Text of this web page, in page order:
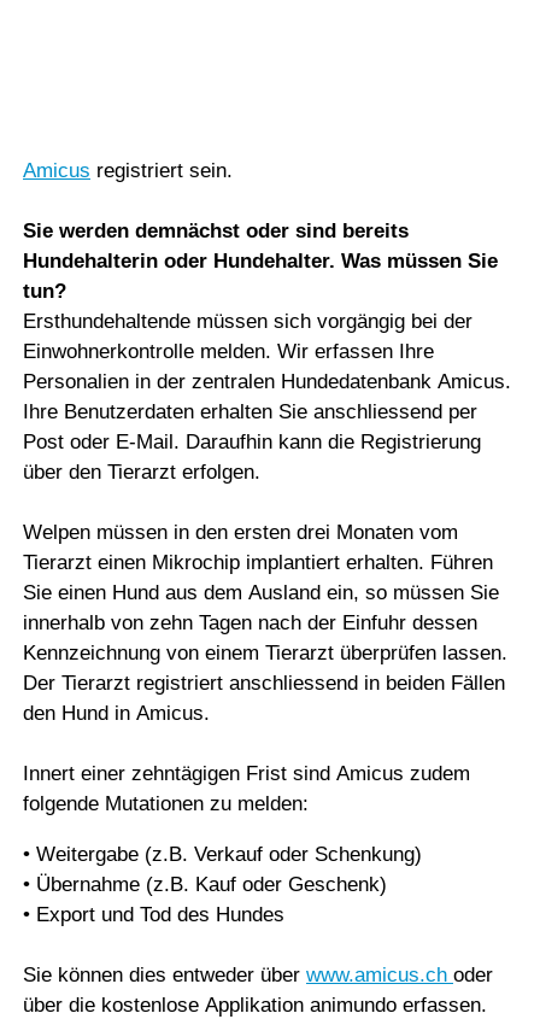
Amicus registriert sein.
Sie werden demnächst oder sind bereits
Hundehalterin oder Hundehalter. Was müssen Sie
tun?
Ersthundehaltende müssen sich vorgängig bei der
Einwohnerkontrolle melden. Wir erfassen Ihre
Personalien in der zentralen Hundedatenbank Amicus.
Ihre Benutzerdaten erhalten Sie anschliessend per
Post oder E-Mail. Daraufhin kann die Registrierung
über den Tierarzt erfolgen.
Welpen müssen in den ersten drei Monaten vom
Tierarzt einen Mikrochip implantiert erhalten. Führen
Sie einen Hund aus dem Ausland ein, so müssen Sie
innerhalb von zehn Tagen nach der Einfuhr dessen
Kennzeichnung von einem Tierarzt überprüfen lassen.
Der Tierarzt registriert anschliessend in beiden Fällen
den Hund in Amicus.
Innert einer zehntägigen Frist sind Amicus zudem
folgende Mutationen zu melden:
• Weitergabe (z.B. Verkauf oder Schenkung)
• Übernahme (z.B. Kauf oder Geschenk)
• Export und Tod des Hundes
Sie können dies entweder über www.amicus.ch oder
über die kostenlose Applikation animundo erfassen.